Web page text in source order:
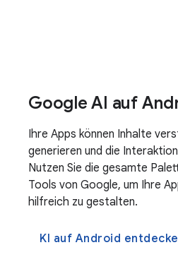
Google AI auf
Ihre Apps können Inhalte
generieren und die
Nutzen Sie die gesamte
Tools von Google, um Ihre
hilfreich zu gestalten.
KI auf Android